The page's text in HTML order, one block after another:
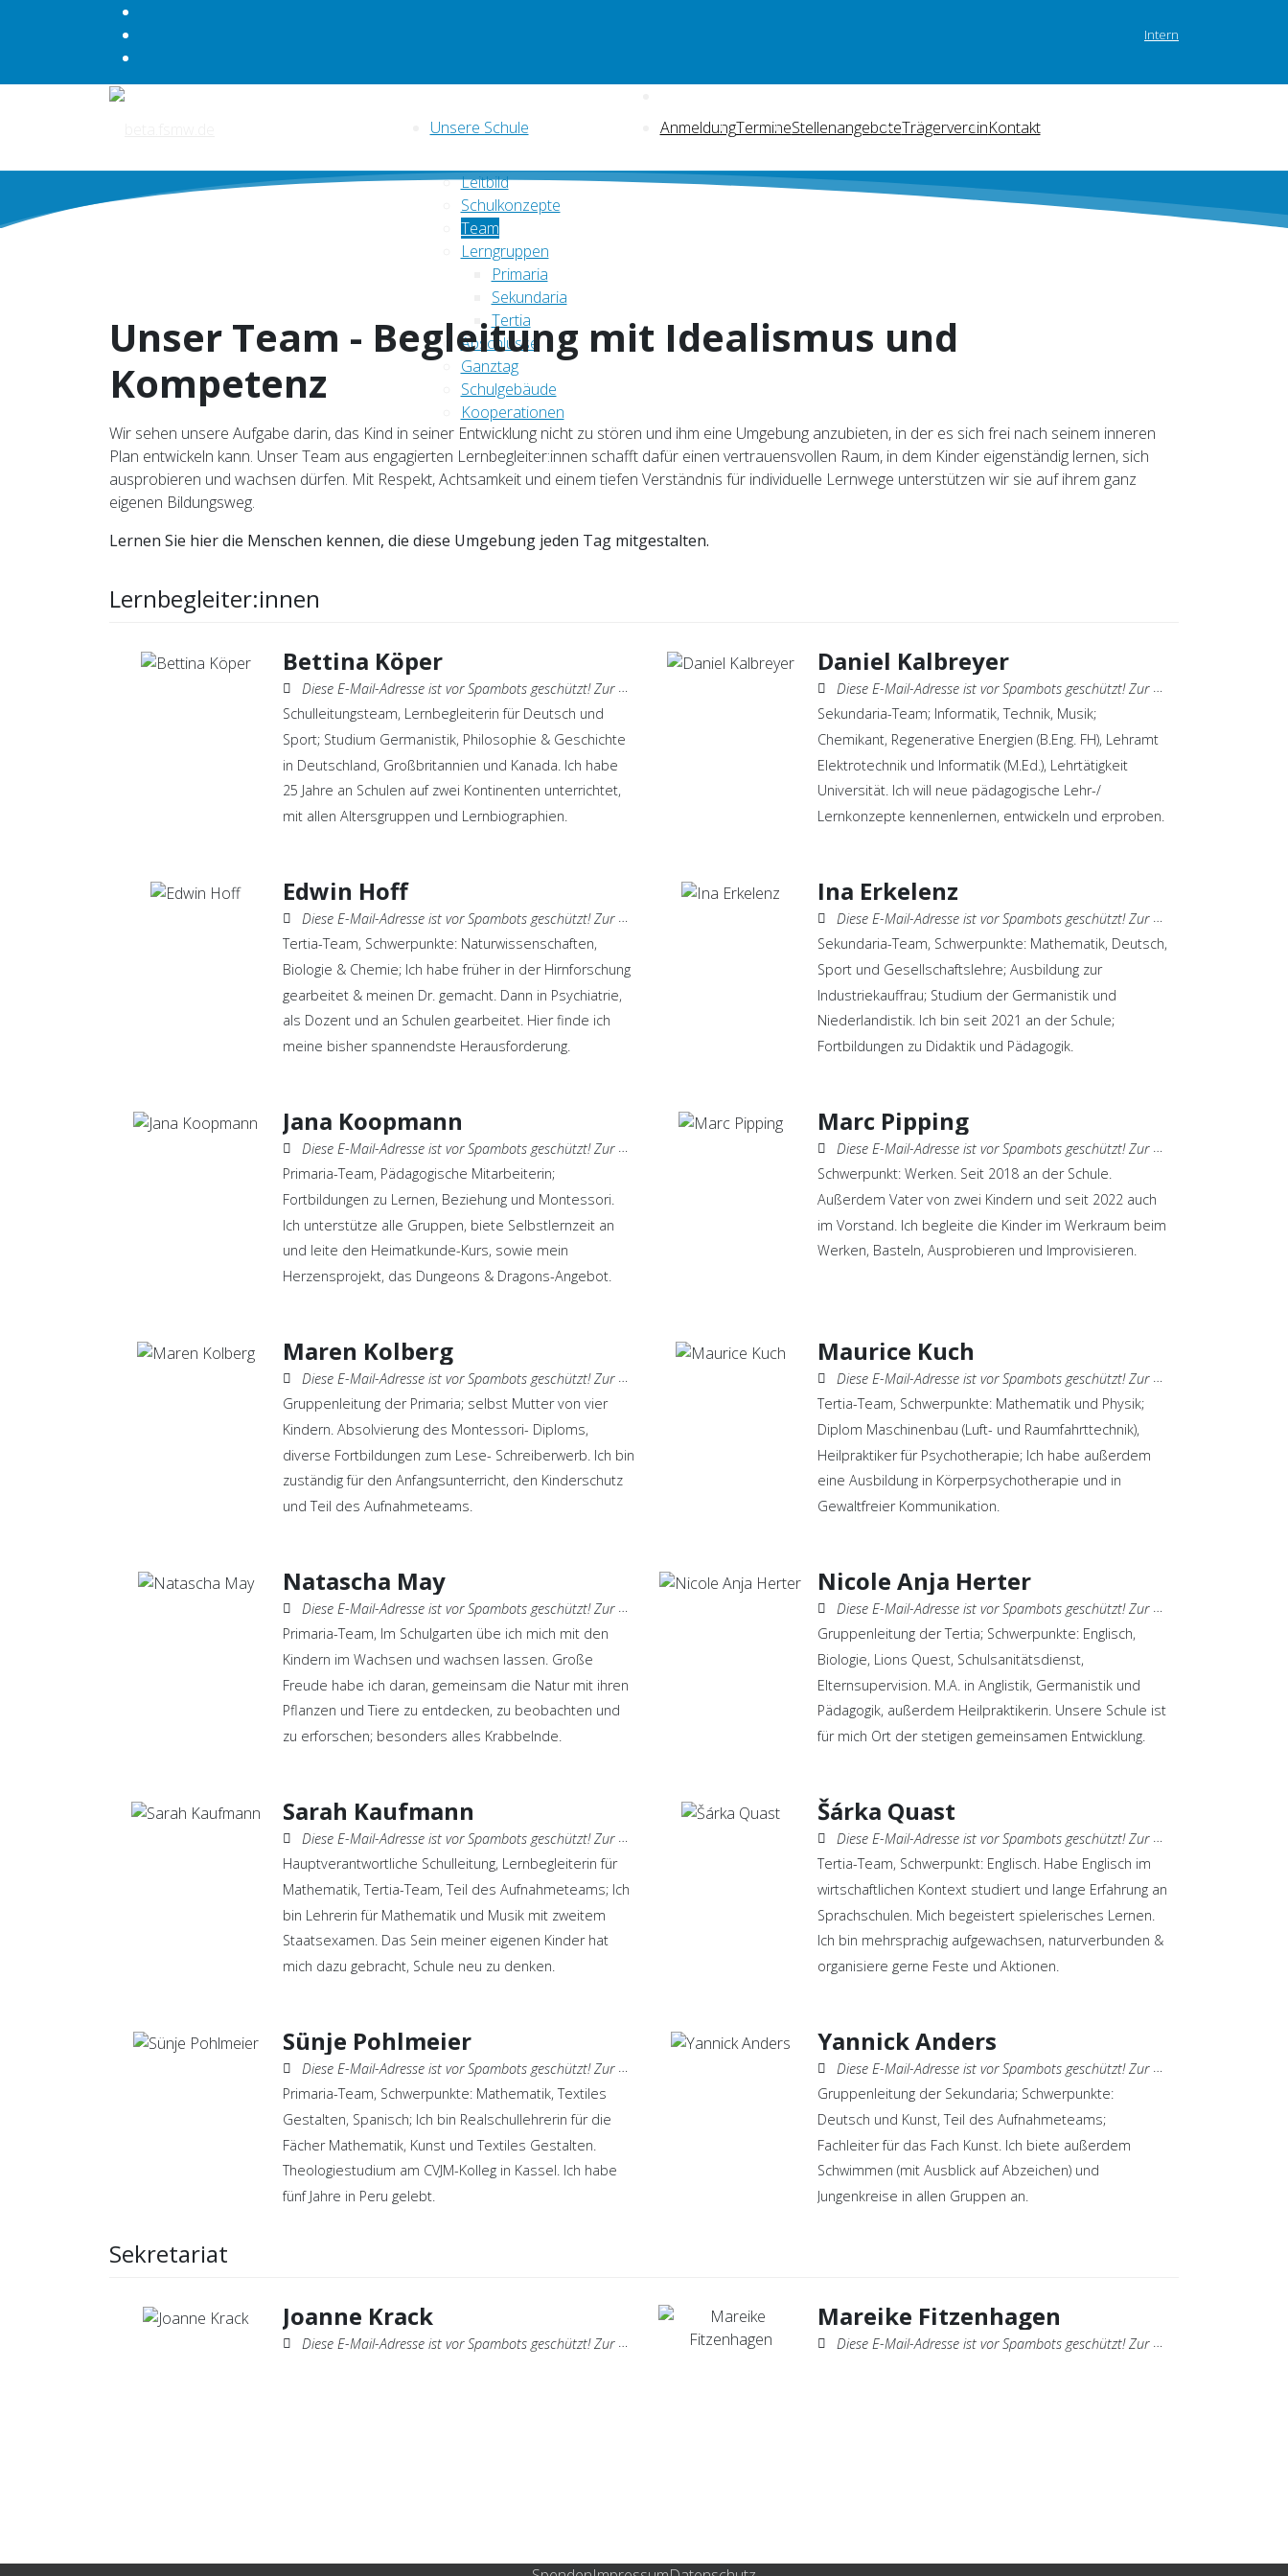
Intern
Unsere Schule
Leitbild
Schulkonzepte
Team
Lerngruppen
Primaria
Sekundaria
Tertia
Abschlüsse
Ganztag
Schulgebäude
Kooperationen
AnmeldungTermineStellenangeboteTrägervereinKontakt
Unser Team - Begleitung mit Idealismus und
Kompetenz
Wir sehen unsere Aufgabe darin, das Kind in seiner Entwicklung nicht zu stören und ihm eine Umgebung anzubieten, in der es sich frei nach seinem inneren
Plan entwickeln kann. Unser Team aus engagierten Lernbegleiter:innen schafft dafür einen vertrauensvollen Raum, in dem Kinder eigenständig lernen, sich
ausprobieren und wachsen dürfen. Mit Respekt, Achtsamkeit und einem tiefen Verständnis für individuelle Lernwege unterstützen wir sie auf ihrem ganz
eigenen Bildungsweg.
Lernen Sie hier die Menschen kennen, die diese Umgebung jeden Tag mitgestalten.
Lernbegleiter:innen
Bettina Köper
Diese E-Mail-Adresse ist vor Spambots geschützt! Zur Anzeige muss JavaScript eingeschaltet sein.
Schulleitungsteam, Lernbegleiterin für Deutsch und
Sport; Studium Germanistik, Philosophie & Geschichte
in Deutschland, Großbritannien und Kanada. Ich habe
25 Jahre an Schulen auf zwei Kontinenten unterrichtet,
mit allen Altersgruppen und Lernbiographien.
Daniel Kalbreyer
Diese E-Mail-Adresse ist vor Spambots geschützt! Zur Anzeige muss JavaScript eingeschaltet sein.
Sekundaria-Team; Informatik, Technik, Musik;
Chemikant, Regenerative Energien (B.Eng. FH), Lehramt
Elektrotechnik und Informatik (M.Ed.), Lehrtätigkeit
Universität. Ich will neue pädagogische Lehr-/
Lernkonzepte kennenlernen, entwickeln und erproben.
Edwin Hoff
Diese E-Mail-Adresse ist vor Spambots geschützt! Zur Anzeige muss JavaScript eingeschaltet sein.
Tertia-Team, Schwerpunkte: Naturwissenschaften,
Biologie & Chemie; Ich habe früher in der Hirnforschung
gearbeitet & meinen Dr. gemacht. Dann in Psychiatrie,
als Dozent und an Schulen gearbeitet. Hier finde ich
meine bisher spannendste Herausforderung.
Ina Erkelenz
Diese E-Mail-Adresse ist vor Spambots geschützt! Zur Anzeige muss JavaScript eingeschaltet sein.
Sekundaria-Team, Schwerpunkte: Mathematik, Deutsch,
Sport und Gesellschaftslehre; Ausbildung zur
Industriekauffrau; Studium der Germanistik und
Niederlandistik. Ich bin seit 2021 an der Schule;
Fortbildungen zu Didaktik und Pädagogik.
Jana Koopmann
Diese E-Mail-Adresse ist vor Spambots geschützt! Zur Anzeige muss JavaScript eingeschaltet sein.
Primaria-Team, Pädagogische Mitarbeiterin;
Fortbildungen zu Lernen, Beziehung und Montessori.
Ich unterstütze alle Gruppen, biete Selbstlernzeit an
und leite den Heimatkunde-Kurs, sowie mein
Herzensprojekt, das Dungeons & Dragons-Angebot.
Marc Pipping
Diese E-Mail-Adresse ist vor Spambots geschützt! Zur Anzeige muss JavaScript eingeschaltet sein.
Schwerpunkt: Werken. Seit 2018 an der Schule.
Außerdem Vater von zwei Kindern und seit 2022 auch
im Vorstand. Ich begleite die Kinder im Werkraum beim
Werken, Basteln, Ausprobieren und Improvisieren.
Maren Kolberg
Diese E-Mail-Adresse ist vor Spambots geschützt! Zur Anzeige muss JavaScript eingeschaltet sein.
Gruppenleitung der Primaria; selbst Mutter von vier
Kindern. Absolvierung des Montessori- Diploms,
diverse Fortbildungen zum Lese- Schreiberwerb. Ich bin
zuständig für den Anfangsunterricht, den Kinderschutz
und Teil des Aufnahmeteams.
Maurice Kuch
Diese E-Mail-Adresse ist vor Spambots geschützt! Zur Anzeige muss JavaScript eingeschaltet sein.
Tertia-Team, Schwerpunkte: Mathematik und Physik;
Diplom Maschinenbau (Luft- und Raumfahrttechnik),
Heilpraktiker für Psychotherapie; Ich habe außerdem
eine Ausbildung in Körperpsychotherapie und in
Gewaltfreier Kommunikation.
Natascha May
Diese E-Mail-Adresse ist vor Spambots geschützt! Zur Anzeige muss JavaScript eingeschaltet sein.
Primaria-Team, Im Schulgarten übe ich mich mit den
Kindern im Wachsen und wachsen lassen. Große
Freude habe ich daran, gemeinsam die Natur mit ihren
Pflanzen und Tiere zu entdecken, zu beobachten und
zu erforschen; besonders alles Krabbelnde.
Nicole Anja Herter
Diese E-Mail-Adresse ist vor Spambots geschützt! Zur Anzeige muss JavaScript eingeschaltet sein.
Gruppenleitung der Tertia; Schwerpunkte: Englisch,
Biologie, Lions Quest, Schulsanitätsdienst,
Elternsupervision. M.A. in Anglistik, Germanistik und
Pädagogik, außerdem Heilpraktikerin. Unsere Schule ist
für mich Ort der stetigen gemeinsamen Entwicklung.
Sarah Kaufmann
Diese E-Mail-Adresse ist vor Spambots geschützt! Zur Anzeige muss JavaScript eingeschaltet sein.
Hauptverantwortliche Schulleitung, Lernbegleiterin für
Mathematik, Tertia-Team, Teil des Aufnahmeteams; Ich
bin Lehrerin für Mathematik und Musik mit zweitem
Staatsexamen. Das Sein meiner eigenen Kinder hat
mich dazu gebracht, Schule neu zu denken.
Šárka Quast
Diese E-Mail-Adresse ist vor Spambots geschützt! Zur Anzeige muss JavaScript eingeschaltet sein.
Tertia-Team, Schwerpunkt: Englisch. Habe Englisch im
wirtschaftlichen Kontext studiert und lange Erfahrung an
Sprachschulen. Mich begeistert spielerisches Lernen.
Ich bin mehrsprachig aufgewachsen, naturverbunden &
organisiere gerne Feste und Aktionen.
Sünje Pohlmeier
Diese E-Mail-Adresse ist vor Spambots geschützt! Zur Anzeige muss JavaScript eingeschaltet sein.
Primaria-Team, Schwerpunkte: Mathematik, Textiles
Gestalten, Spanisch; Ich bin Realschullehrerin für die
Fächer Mathematik, Kunst und Textiles Gestalten.
Theologiestudium am CVJM-Kolleg in Kassel. Ich habe
fünf Jahre in Peru gelebt.
Yannick Anders
Diese E-Mail-Adresse ist vor Spambots geschützt! Zur Anzeige muss JavaScript eingeschaltet sein.
Gruppenleitung der Sekundaria; Schwerpunkte:
Deutsch und Kunst, Teil des Aufnahmeteams;
Fachleiter für das Fach Kunst. Ich biete außerdem
Schwimmen (mit Ausblick auf Abzeichen) und
Jungenkreise in allen Gruppen an.
Sekretariat
Joanne Krack
Diese E-Mail-Adresse ist vor Spambots geschützt! Zur Anzeige muss JavaScript eingeschaltet sein.
Mareike Fitzenhagen
Diese E-Mail-Adresse ist vor Spambots geschützt! Zur Anzeige muss JavaScript eingeschaltet sein.